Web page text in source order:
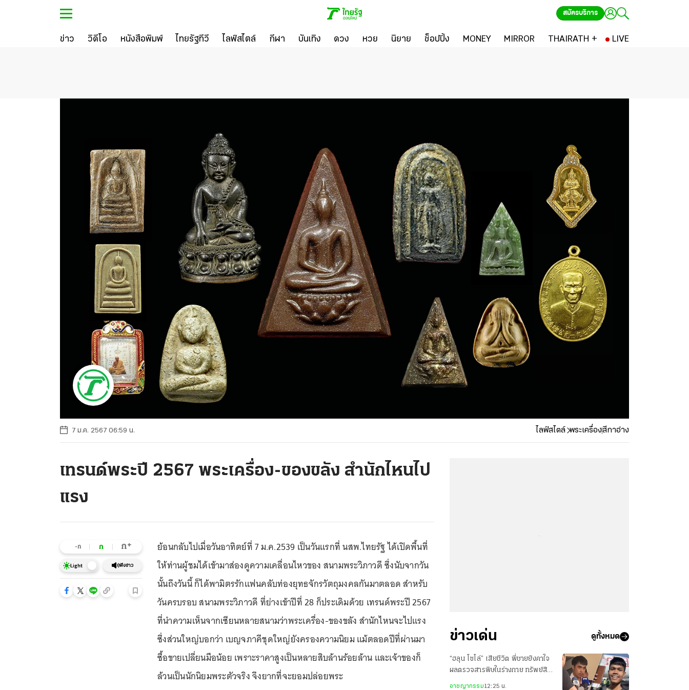
สมัครบริการ
ข่าว วิดีโอ หนังสือพิมพ์ ไทยรัฐทีวี ไลฟ์สไตล์ กีฬา บันเทิง ดวง หวย นิยาย ช็อปปิ้ง MONEY MIRROR THAIRATH + LIVE
7 ม.ค. 2567 06:59 น. ไลฟ์สไตล์ พระเครื่องสีกาอ่าง
เทรนด์พระปี 2567 พระเครื่อง-ของขลัง สำนักไหนไป
แรง
-ก ก ก+
Light ฟังข่าว
ย้อนกลับไปเมื่อวันอาทิตย์ที่ 7 ม.ค.2539 เป็นวันแรกที่ นสพ.ไทยรัฐ ได้เปิดพื้นที่
ให้ท่านผู้ชมได้เข้ามาส่องดูความเคลื่อนไหวของ สนามพระวิภาวดี ซึ่งนับจากวัน
นั้นถึงวันนี้ ก็ได้พามิตรรักแฟนคลับท่องยุทธจักรวัตถุมงคลกันมาตลอด สำหรับ
วันครบรอบ สนามพระวิภาวดี ที่ย่างเข้าปีที่ 28 ก็ประเดิมด้วย เทรนด์พระปี 2567
ที่นำความเห็นจากเซียนหลายสนามว่าพระเครื่อง-ของขลัง สำนักไหนจะไปแรง
ซึ่งส่วนใหญ่บอกว่า เบญจภาคีชุดใหญ่ยังครองความนิยม แม้ตลอดปีที่ผ่านมา
ซื้อขายเปลี่ยนมือน้อย เพราะราคาสูงเป็นหลายสิบล้านร้อยล้าน และเจ้าของก็
ล้วนเป็นนักนิยมพระตัวจริง จึงยากที่จะยอมปล่อยพระ
ข่าวเด่น ดูทั้งหมด
“ฮลุน โซโล่” เสียชีวิต พี่ชายยังคาใจ
ผลตรวจสารพิษในร่างกาย ทรัพย์สิน
อาชญากรรม12:25 น.